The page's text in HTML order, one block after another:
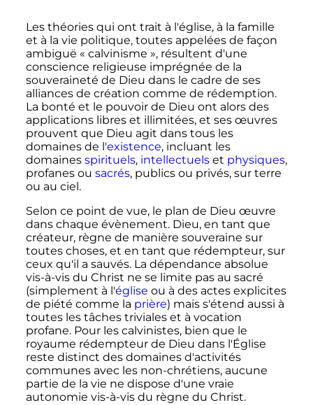
Les théories qui ont trait à l'église, à la famille
et à la vie politique, toutes appelées de façon
ambiguë « calvinisme », résultent d'une
conscience religieuse imprégnée de la
souveraineté de Dieu dans le cadre de ses
alliances de création comme de rédemption.
La bonté et le pouvoir de Dieu ont alors des
applications libres et illimitées, et ses œuvres
prouvent que Dieu agit dans tous les
domaines de l'existence, incluant les
domaines spirituels, intellectuelset physiques,
profanes ou sacrés, publics ou privés, sur terre
ou au ciel.
Selon ce point de vue, le plan de Dieu œuvre
dans chaque évènement. Dieu, en tant que
créateur, règne de manière souveraine sur
toutes choses, et en tant que rédempteur, sur
ceux qu'il a sauvés. La dépendance absolue
vis-à-vis du Christ ne se limite pas au sacré
(simplement à l'église ou à des actes explicites
de piété comme la prière) mais s'étend aussi à
toutes les tâches triviales et à vocation
profane. Pour les calvinistes, bien que le
royaume rédempteur de Dieu dans l'Église
reste distinct des domaines d'activités
communes avec les non-chrétiens, aucune
partie de la vie ne dispose d'une vraie
autonomie vis-à-vis du règne du Christ.